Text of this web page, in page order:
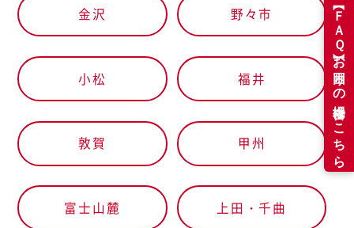
金沢 野々市
小松 福井
敦賀 甲州
富士山麓 上田・千曲